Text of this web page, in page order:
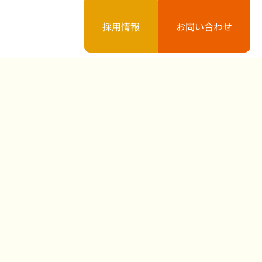
採用情報 お問い合わせ